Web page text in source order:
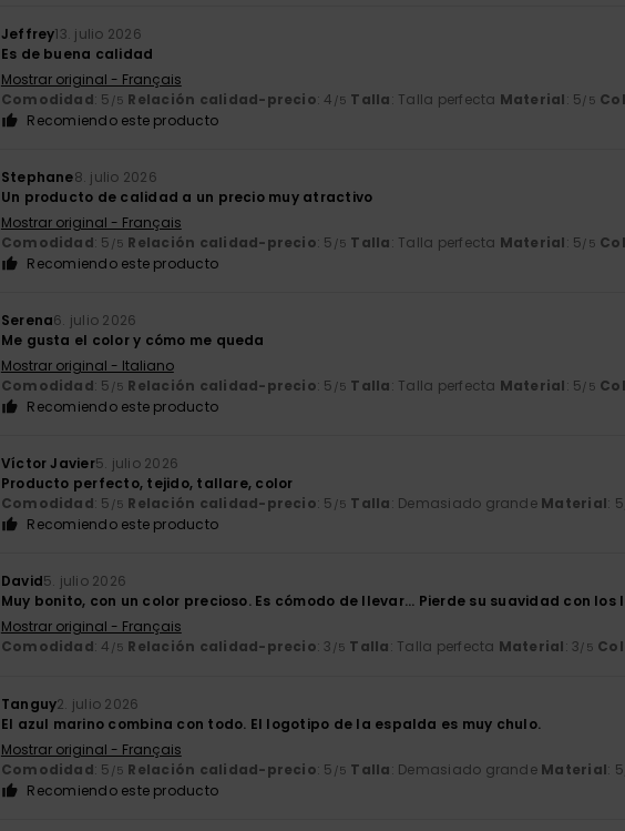
Jeffrey13. julio 2026
Es de buena calidad
Mostrar original - Français
Comodidad: 5 /5 Relación calidad-precio: 4 /5 Talla: Talla perfecta Material: 5/5
Recomiendo este producto
Stephane8. julio 2026
Un producto de calidad a un precio muy atractivo
Mostrar original - Français
Comodidad: 5 /5 Relación calidad-precio: 5 /5 Talla: Talla perfecta Material: 5/5
Recomiendo este producto
Serena6. julio 2026
Me gusta el color y cómo me queda
Mostrar original - Italiano
Comodidad: 5 /5 Relación calidad-precio: 5 /5 Talla: Talla perfecta Material: 5/5
Recomiendo este producto
Víctor Javier5. julio 2026
Producto perfecto, tejido, tallare, color
Comodidad: 5 /5 Relación calidad-precio: 5 /5 Talla: Demasiado grande Material: 5
Recomiendo este producto
David5. julio 2026
Muy bonito, con un color precioso. Es cómodo de llevar... Pierde su suavidad con los
Mostrar original - Français
Comodidad: 4 /5 Relación calidad-precio: 3 /5 Talla: Talla perfecta Material: 3/5
Tanguy2. julio 2026
El azul marino combina con todo. El logotipo de la espalda es muy chulo.
Mostrar original - Français
Comodidad: 5 /5 Relación calidad-precio: 5 /5 Talla: Demasiado grande Material: 5
Recomiendo este producto